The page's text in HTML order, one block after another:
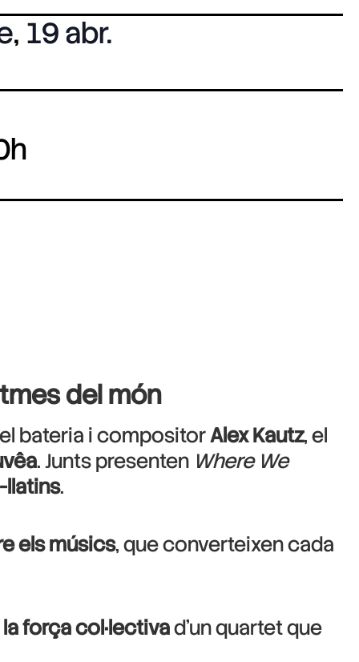
, 19 abr.
del món
bateria i compositorAlex Kautz, el
. Junts presenten Where We
llatins.
els músics, que converteixen cada
força col·lectivad’un quartet que